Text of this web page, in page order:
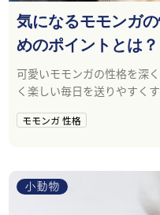
気になるモモンガ
めのポイントとは？
可愛いモモンガの性格を深
く楽しい毎日を送りやすく
モモンガ 性格
小動物